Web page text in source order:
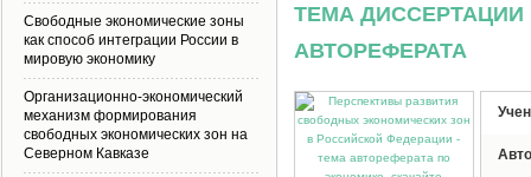
ТЕМА
АВТОРЕФЕРАТА
Свободные экономические зоны
как способ интеграции России в
мировую экономику
Организационно-экономический
механизм формирования
свободных экономических зон на
Северном Кавказе